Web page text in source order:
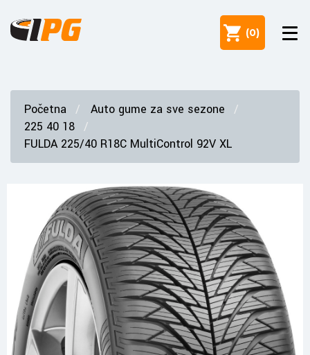
(0)
Početna
Auto gume za sve sezone
225 40 18
FULDA 225/40 R18C MultiControl 92V XL